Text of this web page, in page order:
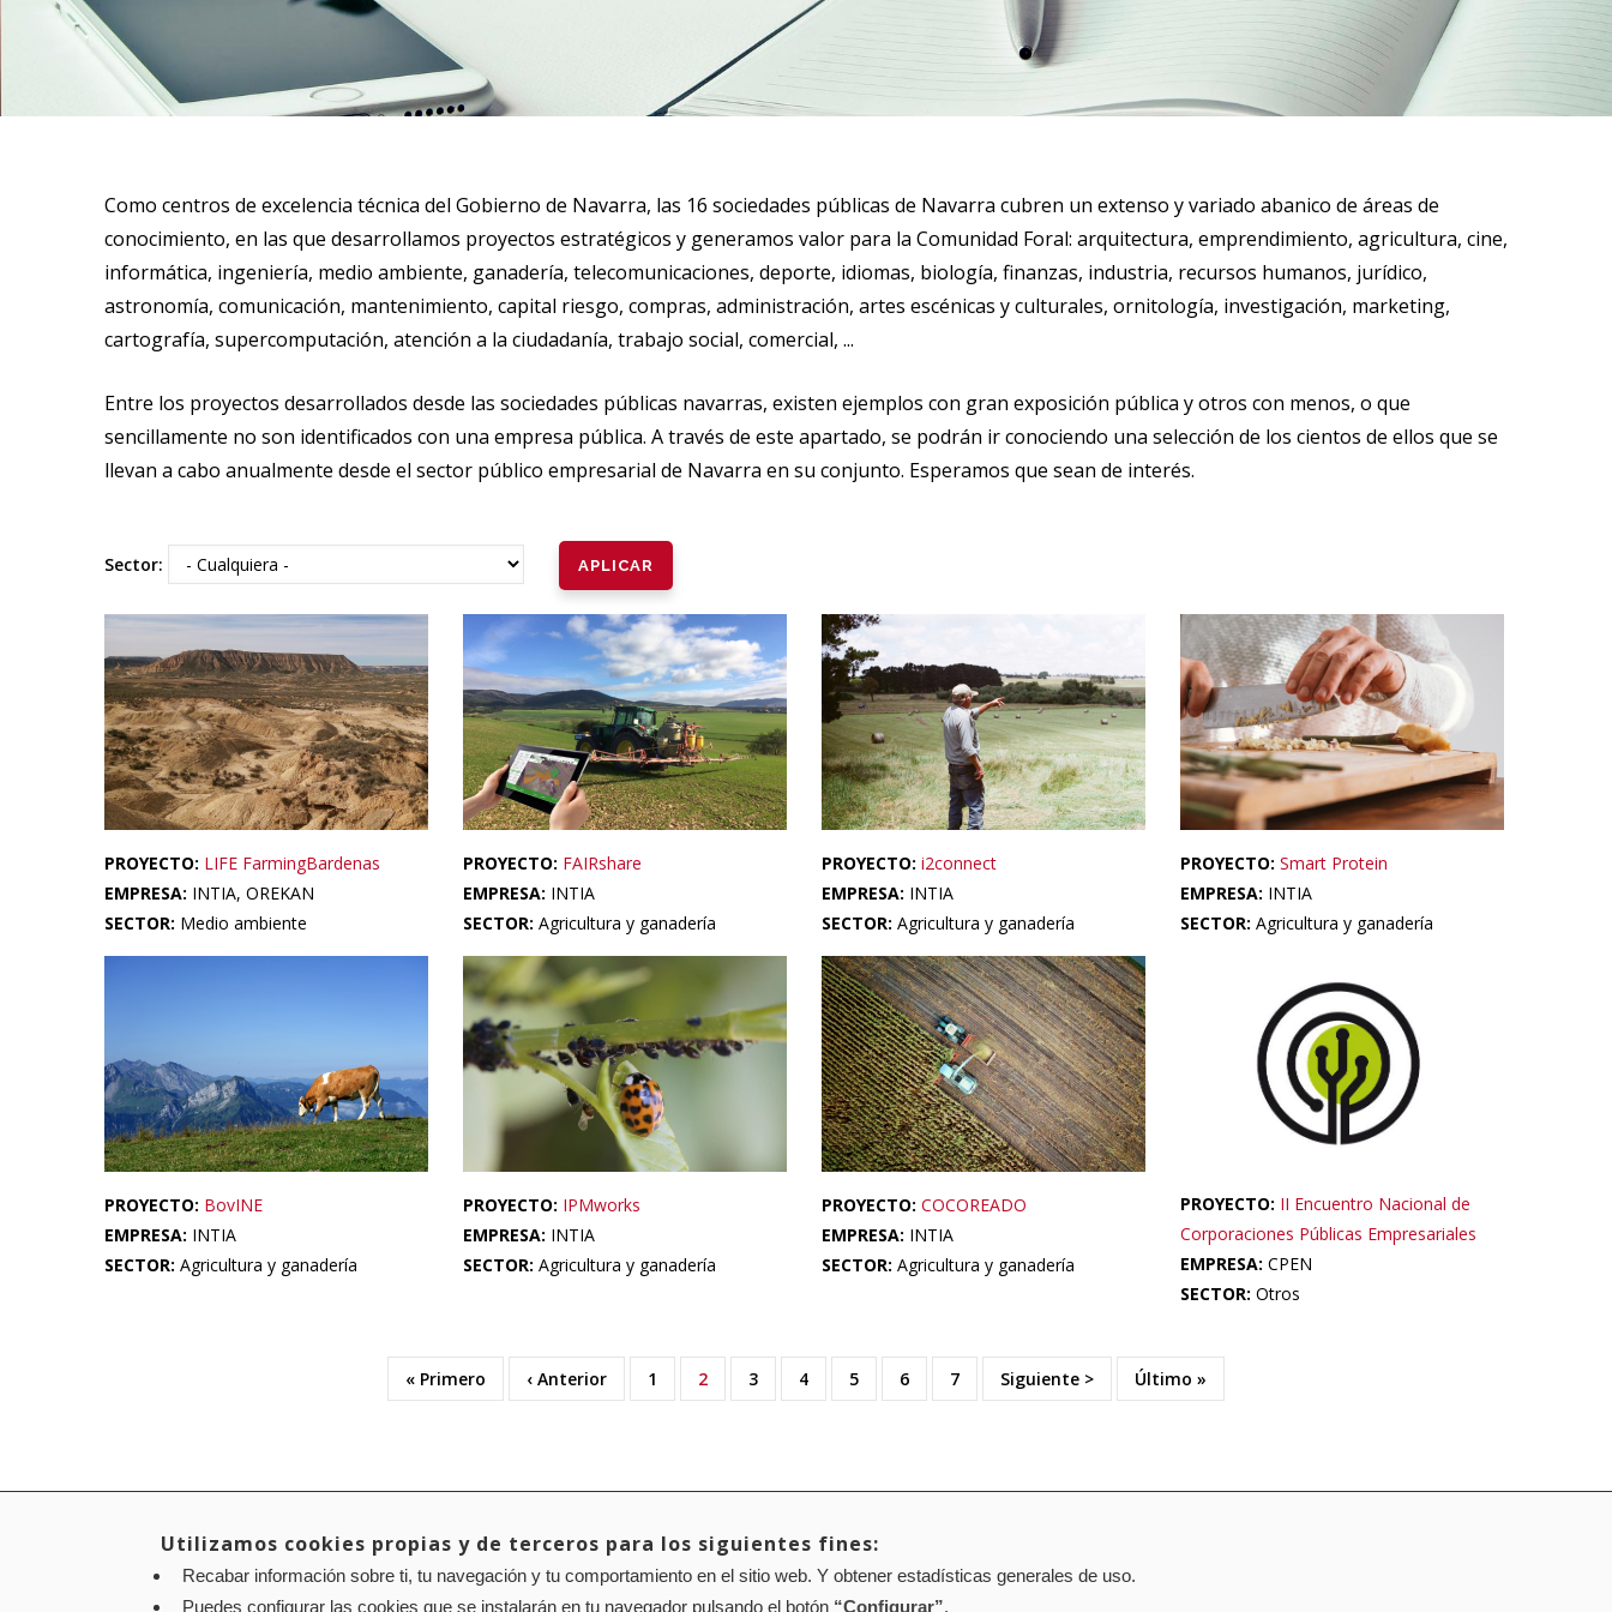
Como centros de excelencia técnica del Gobierno de Navarra, las 16 sociedades públicas de Navarra cubren un extenso y variado abanico de áreas de
conocimiento, en las que desarrollamos proyectos estratégicos y generamos valor para la Comunidad Foral: arquitectura, emprendimiento, agricultura, cine,
informática, ingeniería, medio ambiente, ganadería, telecomunicaciones, deporte, idiomas, biología, finanzas, industria, recursos humanos, jurídico,
astronomía, comunicación, mantenimiento, capital riesgo, compras, administración, artes escénicas y culturales, ornitología, investigación, marketing,
cartografía, supercomputación, atención a la ciudadanía, trabajo social, comercial, ...
Entre los proyectos desarrollados desde las sociedades públicas navarras, existen ejemplos con gran exposición pública y otros con menos, o que
sencillamente no son identificados con una empresa pública. A través de este apartado, se podrán ir conociendo una selección de los cientos de ellos que se
llevan a cabo anualmente desde el sector público empresarial de Navarra en su conjunto. Esperamos que sean de interés.
Sector:
PROYECTO: LIFE FarmingBardenas
EMPRESA: INTIA, OREKAN
SECTOR: Medio ambiente
PROYECTO: FAIRshare
EMPRESA: INTIA
SECTOR: Agricultura y ganadería
PROYECTO: i2connect
EMPRESA: INTIA
SECTOR: Agricultura y ganadería
PROYECTO: Smart Protein
EMPRESA: INTIA
SECTOR: Agricultura y ganadería
PROYECTO: BovINE
EMPRESA: INTIA
SECTOR: Agricultura y ganadería
PROYECTO: IPMworks
EMPRESA: INTIA
SECTOR: Agricultura y ganadería
PROYECTO: COCOREADO
EMPRESA: INTIA
SECTOR: Agricultura y ganadería
PROYECTO: II Encuentro Nacional de
Corporaciones Públicas Empresariales
EMPRESA: CPEN
SECTOR: Otros
Primera
« Primero
Página
‹ Anterior Page
1
Página
2 Page
3 Page
4 Page
5 Page
6 Page
7
Siguiente
Siguiente >
Última
Último »
Aviso legal Política de privacidad Política de cookies Mapa web Configuración de cookies
Utilizamos cookies propias y de terceros para los siguientes fines:
Recabar información sobre ti, tu navegación y tu comportamiento en el sitio web. Y obtener estadísticas generales de uso.
Puedes configurar las cookies que se instalarán en tu navegador pulsando el botón “Configurar”.